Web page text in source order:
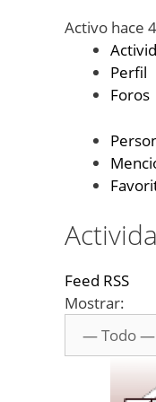
Activo hace
Perfil
Foros
Feed RSS
Mostrar: